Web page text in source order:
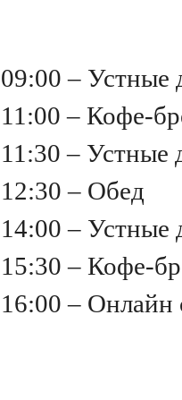
09:00 – Устные
11:00 – Кофе-
11:30 – Устные
12:30 – Обед
14:00 – Устные
15:30 – Кофе-
16:00 – Онлайн